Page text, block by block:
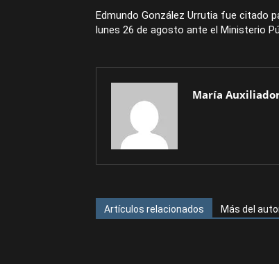
Edmundo González Urrutia fue citado
lunes 26 de agosto ante el Ministerio
María
Artículos relacionados Más del